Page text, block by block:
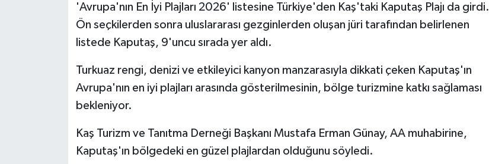
'Avrupa'nın En İyi Plajları 2026' listesine Türkiye'den Kaş'taki Kaputaş Plajı da girdi.
Ön seçkilerden sonra uluslararası gezginlerden oluşan jüri tarafından belirlenen
listede Kaputaş, 9'uncu sırada yer aldı.
Turkuaz rengi, denizi ve etkileyici kanyon manzarasıyla dikkati çeken Kaputaş'ın
Avrupa'nın en iyi plajları arasında gösterilmesinin, bölge turizmine katkı sağlaması
bekleniyor.
Kaş Turizm ve Tanıtma Derneği Başkanı Mustafa Erman Günay, AA muhabirine,
Kaputaş'ın bölgedeki en güzel plajlardan olduğunu söyledi.
ÖZEL HABER